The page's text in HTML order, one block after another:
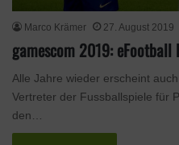
Marco Krämer 27. August 2019
gamescom 2019: eFootball
Alle Jahre wieder erscheint
Vertreter der Fussballspiele für
den…